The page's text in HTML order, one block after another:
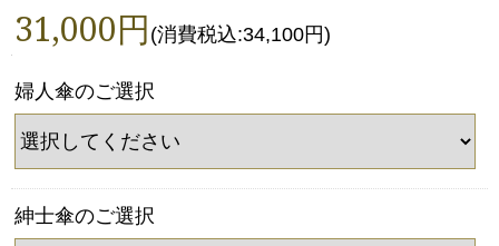
31,000円 (消費税込:34,100円)
婦人傘のご選択
紳士傘のご選択